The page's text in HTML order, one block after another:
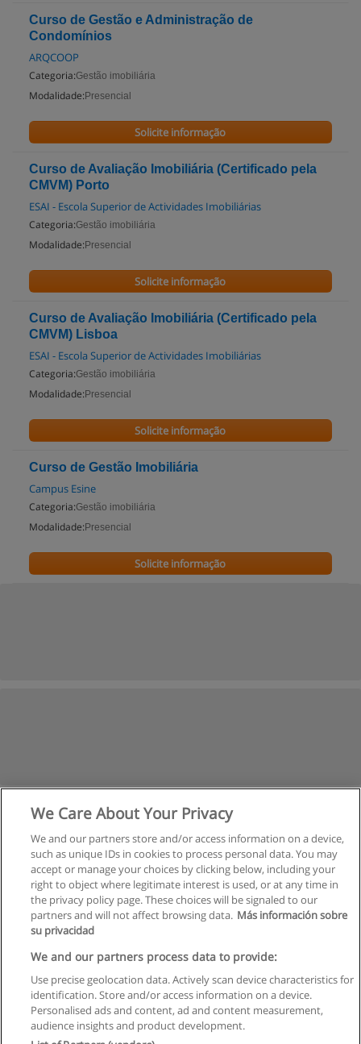
Curso de Gestão e Administração de
Condomínios
ARQCOOP
Categoria:Gestão imobiliária
Modalidade: Presencial
Solicite informação
Curso de Avaliação Imobiliária (Certificado pela
CMVM) Porto
ESAI - Escola Superior de Actividades Imobiliárias
Categoria:Gestão imobiliária
Modalidade: Presencial
Solicite informação
Curso de Avaliação Imobiliária (Certificado pela
CMVM) Lisboa
ESAI - Escola Superior de Actividades Imobiliárias
Categoria:Gestão imobiliária
Modalidade: Presencial
Solicite informação
Curso de Gestão Imobiliária
Campus Esine
Categoria:Gestão imobiliária
Modalidade: Presencial
Solicite informação
Regras de uso
Privacidade de dados
Entrar em contato com Educaedu
We Care About Your Privacy
We and our partners store and/or access information on a device,
such as unique IDs in cookies to process personal data. You may
accept or manage your choices by clicking below, including your
right to object where legitimate interest is used, or at any time in
the privacy policy page. These choices will be signaled to our
partners and will not affect browsing data. Más información sobre
su privacidad
We and our partners process data to provide:
Use precise geolocation data. Actively scan device characteristics for
identification. Store and/or access information on a device.
Personalised ads and content, ad and content measurement,
audience insights and product development.